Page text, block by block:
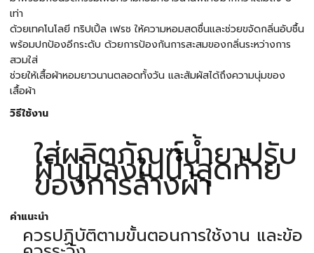
เท่า
ด้วยเทคโนโลยี ทริปเปิ้ล เฟรช ให้ความหอมสดชื่นและช่วยขจัดกลิ่นอับชื้น
พร้อมปกป้องอีกระดับ ด้วยการป้องกันการสะสมของกลิ่นระหว่างการ
สวมใส่
ช่วยให้เสื้อผ้าหอมยาวนานตลอดทั้งวัน และสัมผัสได้ถึงความนุ่มของ
เสื้อผ้า
วิธีใช้งาน
ใส่ผลิตภัณฑ์น้ำยาปรับ
ผ้านุ่มลงในน้ำสุดท้าย
ของการล้างผ้า
คำแนะนำ
ควรปฏิบัติตามขั้นตอนการใช้งาน และข้อ